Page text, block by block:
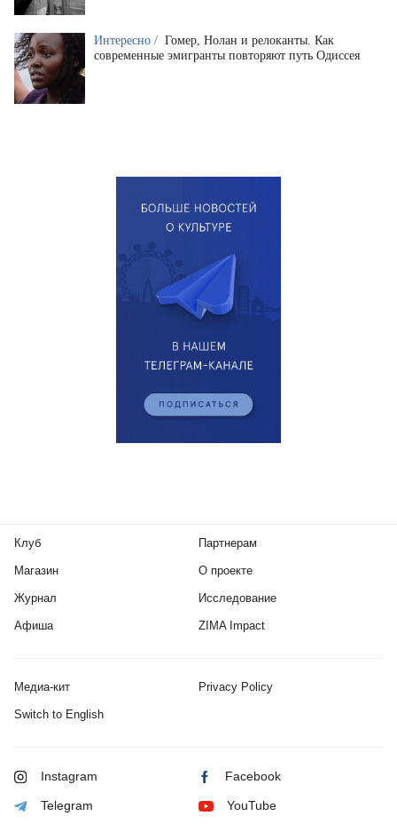
Интересно / Гомер, Нолан и релоканты. Как
современные эмигранты повторяют путь Одиссея
Клуб
Магазин
Журнал
Афиша
Партнерам
О проекте
Исследование
ZIMA Impact
Медиа-кит Privacy Policy
Switch to English
Instagram Facebook
Telegram YouTube